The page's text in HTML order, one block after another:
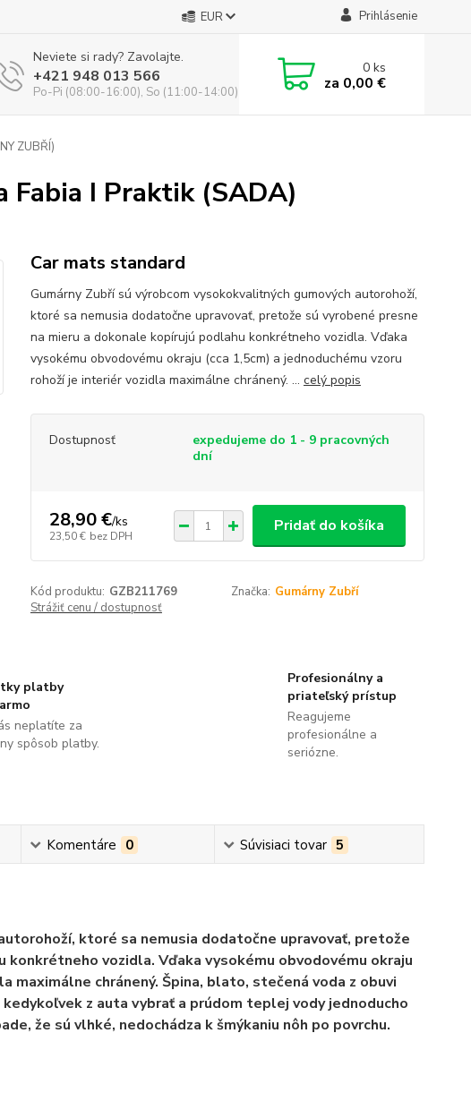
EUR Prihlásenie
Neviete si rady? Zavolajte.
+421 948 013 566
Po-Pi (08:00-16:00), So (11:00-14:00)
0ks
za 0,00 €
ZUBŘÍ)
Fabia I Praktik (SADA)
Car mats standard
Gumárny Zubří sú výrobcom vysokokvalitných gumových autorohoží,
ktoré sa nemusia dodatočne upravovať, pretože sú vyrobené presne
na mieru a dokonale kopírujú podlahu konkrétneho vozidla. Vďaka
vysokému obvodovému okraju (cca 1,5cm) a jednoduchému vzoru
rohoží je interiér vozidla maximálne chránený. ... celý popis
Dostupnosť
expedujeme do 1 - 9 pracovných
dní
28,90 €/ks
23,50 € bez DPH
Pridať do košíka
Kód produktu: GZB211769 Značka: Gumárny Zubří
Strážiť cenu / dostupnosť
platby
neplatíte za
spôsob platby.
Profesionálny a
priateľský prístup
Reagujeme
profesionálne a
seriózne.
Komentáre 0 Súvisiaci tovar 5
ktoré sa nemusia dodatočne upravovať, pretože
vozidla. Vďaka vysokému obvodovému okraju
maximálne chránený. Špina, blato, stečená voda z obuvi
z auta vybrať a prúdom teplej vody jednoducho
že sú vlhké, nedochádza k šmýkaniu nôh po povrchu.